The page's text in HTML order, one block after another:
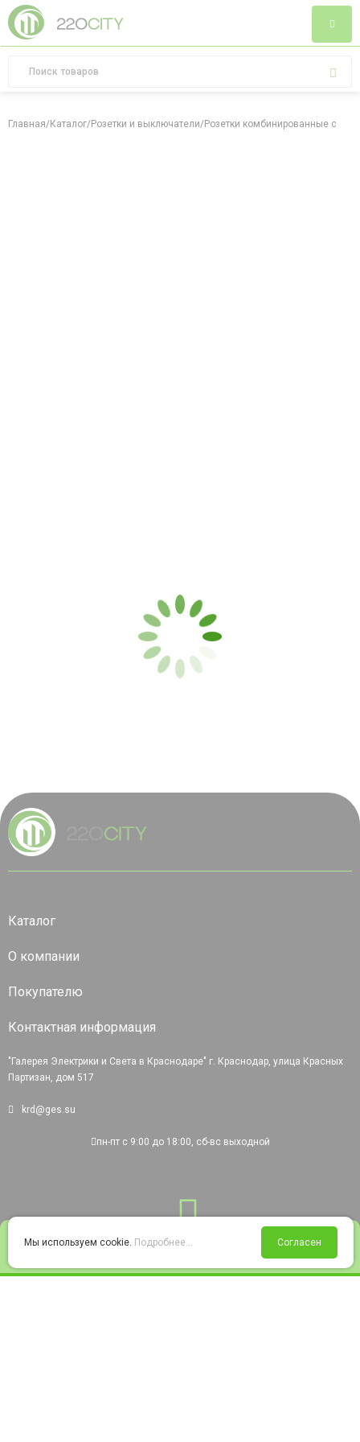
Войти Избранное Корзина
Главная/Каталог/Розетки и выключатели/Розетки комбинированные
Каталог
О компании
Покупателю
Контактная информация
"Галерея Электрики и Света в Краснодаре" г. Краснодар, улица Красных
Партизан, дом 517
krd@ges.su
пн-пт с 9:00 до 18:00, сб-вс выходной
Мы используем cookie. Подробнее... Согласен